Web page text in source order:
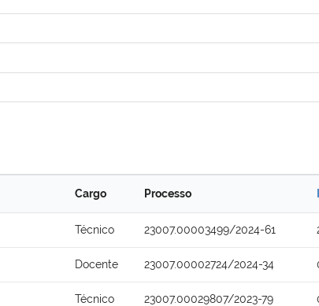
Cargo Processo
Técnico 23007.00003499/2024-61
Docente 23007.00002724/2024-34
Técnico 23007.00029807/2023-79